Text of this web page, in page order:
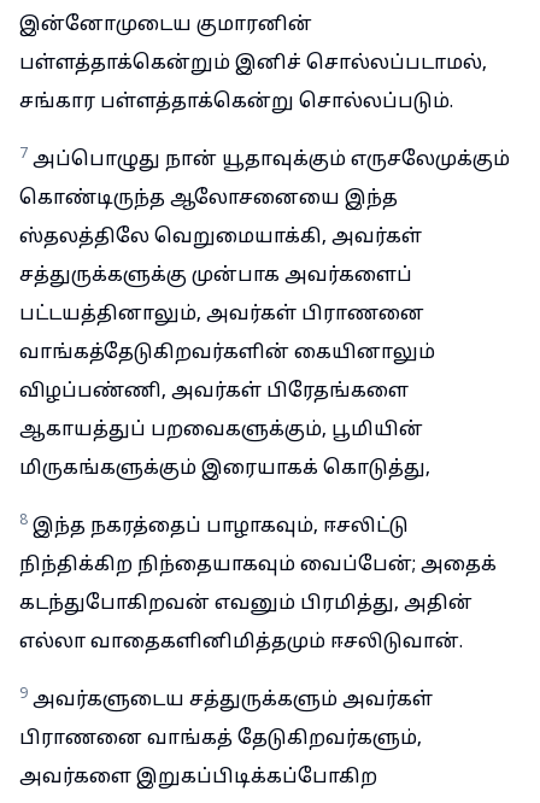
இன்னோமுடைய குமாரனின்
பள்ளத்தாக்கென்றும் இனிச் சொல்லப்படாமல்,
சங்கார பள்ளத்தாக்கென்று சொல்லப்படும்.
7 அப்பொழுது நான் யூதாவுக்கும் எருசலேமுக்கும்
கொண்டிருந்த ஆலோசனையை இந்த
ஸ்தலத்திலே வெறுமையாக்கி, அவர்கள்
சத்துருக்களுக்கு முன்பாக அவர்களைப்
பட்டயத்தினாலும், அவர்கள் பிராணனை
வாங்கத்தேடுகிறவர்களின் கையினாலும்
விழப்பண்ணி, அவர்கள் பிரேதங்களை
ஆகாயத்துப் பறவைகளுக்கும், பூமியின்
மிருகங்களுக்கும் இரையாகக் கொடுத்து,
8 இந்த நகரத்தைப் பாழாகவும், ஈசலிட்டு
நிந்திக்கிற நிந்தையாகவும் வைப்பேன்; அதைக்
கடந்துபோகிறவன் எவனும் பிரமித்து, அதின்
எல்லா வாதைகளினிமித்தமும் ஈசலிடுவான்.
9 அவர்களுடைய சத்துருக்களும் அவர்கள்
பிராணனை வாங்கத் தேடுகிறவர்களும்,
அவர்களை இறுகப்பிடிக்கப்போகிற